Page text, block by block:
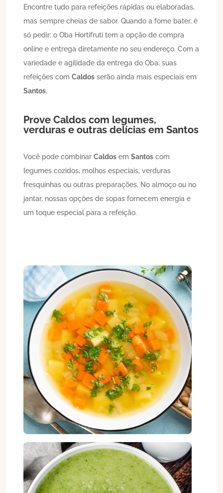
Encontre tudo para refeições rápidas ou elaboradas,
mas sempre cheias de sabor. Quando a fome bater, é
só pedir: o Oba Hortifruti tem a opção de compra
online e entrega diretamente no seu endereço. Com a
variedade e agilidade da entrega do Oba, suas
refeições comCaldos serão ainda mais especiais em
Santos.
ProveCaldos com legumes,
verduras e outras delícias emSantos
Você pode combinarCaldos emSantos com
legumes cozidos, molhos especiais, verduras
fresquinhas ou outras preparações. No almoço ou no
jantar, nossas opções de sopas fornecem energia e
um toque especial para a refeição.